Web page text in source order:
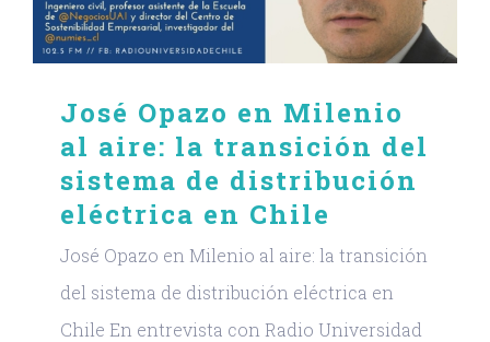
José Opazo en Milenio
al aire: la transición del
sistema de distribución
eléctrica en Chile
José Opazo en Milenio al aire: la transición
del sistema de distribución eléctrica en
Chile En entrevista con Radio Universidad